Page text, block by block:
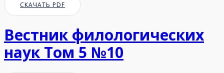
СКАЧАТЬ PDF
Вестник филологических
наук Том 5 №10